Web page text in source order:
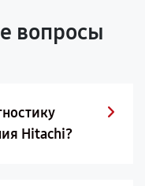
вопросы
Hitachi?